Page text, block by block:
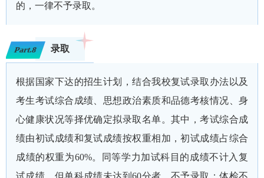
的，一律不予录取。
Part.8 录取
根据国家下达的招生计划，结合我校复试录取办法以及
考生考试综合成绩、思想政治素质和品德考核情况、身
心健康状况等择优确定拟录取名单。其中，考试综合成
绩由初试成绩和复试成绩按权重相加，初试成绩占综合
成绩的权重为60%。同等学力加试科目的成绩不计入复